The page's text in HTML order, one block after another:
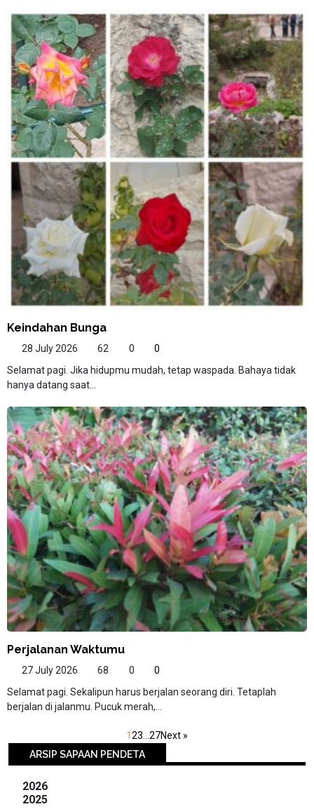
Keindahan Bunga
28 July 2026 62 0
0
Selamat pagi. Jika hidupmu mudah, tetap waspada. Bahaya tidak
hanya datang saat...
Perjalanan Waktumu
27 July 2026 68 0
0
Selamat pagi. Sekalipun harus berjalan seorang diri. Tetaplah
berjalan di jalanmu. Pucuk merah,...
1 23 27Next »
ARSIP SAPAAN PENDETA
2026
2025